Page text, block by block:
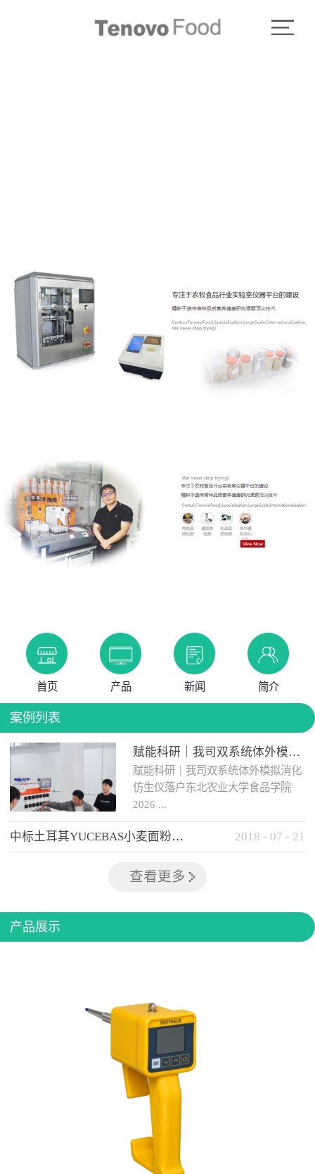
首页 产品 新闻 简介
案例列表
赋能科研｜我司双系统体外模拟消化仿生仪落户东北农业大学食品学院
赋能科研｜我司双系统体外模拟消化
仿生仪落户东北农业大学食品学院
2026 ...
年 5 月 12日，我司自主研发的...
中标土耳其YUCEBAS小麦面粉检测设备 2018 - 07 - 21
查看更多
产品展示